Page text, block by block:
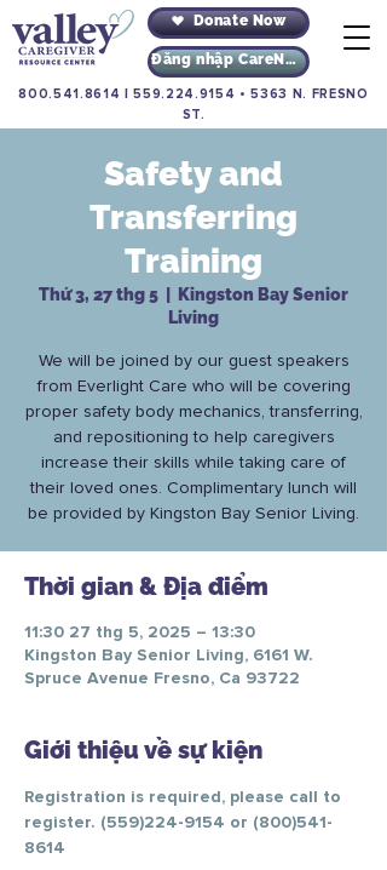
Donate Now
Đăng nhập CareNav
800.541.8614 |559.224.9154 •5363 N. FRESNO
ST.
Safety and
Transferring
Training
Thứ 3, 27 thg 5
Kingston Bay Senior
Living
We will be joined by our guest speakers
from Everlight Care who will be covering
proper safety body mechanics, transferring,
and repositioning to help caregivers
increase their skills while taking care of
their loved ones. Complimentary lunch will
be provided by Kingston Bay Senior Living.
Thời gian & Địa điểm
11:30 27 thg 5, 2025 – 13:30
Kingston Bay Senior Living, 6161 W.
Spruce Avenue Fresno, Ca 93722
Giới thiệu về sự kiện
Registration is required, please call to
register. (559)224-9154 or (800)541-
8614